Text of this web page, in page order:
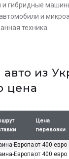
и гибридные
и
техника.
авто из
цена
Цена
перевозки
Европа от 400 евро
Европа от 400 евро